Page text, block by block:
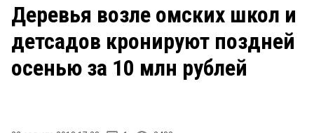
ЗАКОН
НОВОСТИ КОМПАНИЙ
Рейтинги
Блоги
Архив
Деревья возле омских школ и
детсадов кронируют поздней
осенью за 10 млн рублей